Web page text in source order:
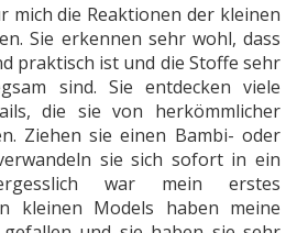
mich die Reaktionen der kleinen
Sie erkennen sehr wohl, dass
praktisch ist und die Stoffe sehr
sind. Sie entdecken viele
die sie von herkömmlicher
Ziehen sie einen Bambi- oder
sie sich sofort in ein
war mein erstes
kleinen Models haben meine